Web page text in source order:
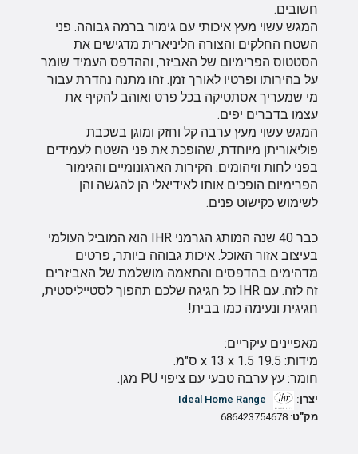
חשובים.
המגש עשוי מעץ איכותי עם גימור ברמה גבוהה. פני
השטח החלקים והצורה הליניארית מדגישים את
הסטטוס הפרימיום של האביזר, וההדפס העמיד שומר
על בהירותו ופרטיו לאורך זמן. זהו מתנה נהדרת עבור
מי שמעריך אסתטיקה בכל פרט ואוהב להקיף את
עצמו בדברים יפים.
המגש עשוי מעץ ערבה קל וחזק ומוגן בשכבת
פוליאוריתן מיוחדת, שהופכת את פני השטח לעמידים
בפני לחות וזיהומים. הקירות הארגונומיים והגימור
הפרימיום הופכים אותו לאידיאלי הן להגשה והן
לשימוש כקישוט פנים.
כבר 40 שנה המותג הגרמני IHR הוא המוביל העולמי
בעיצוב אזור האוכל. איכות גבוהה ביותר, פרטים
מדהימים בהדפסים והתאמה מושלמת של האביזרים
זה לזה. עם IHR כל חגיגה שלכם תהפוך לסטייליסטית,
חגיגית ונעימה כמו בבית!
מאפיינים עיקריים:
מידות: 19.5 x 13 x 1.5 ס"מ.
חומר: עץ ערבה טבעי עם ציפוי PU מגן.
יצרן:
Ideal Home Range
מק"ט: 686423754678